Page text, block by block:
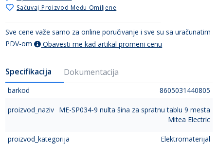
Sačuvaj Proizvod Među Omiljene
Sve cene važe samo za online poručivanje i sve su sa uračunatim
PDV-om
Obavesti me kad artikal promeni cenu
Specifikacija Dokumentacija
barkod 8605031440805
proizvod_naziv ME-SP034-9 nulta šina za spratnu tablu 9 mesta
Mitea Electric
proizvod_kategorija Elektromaterijal